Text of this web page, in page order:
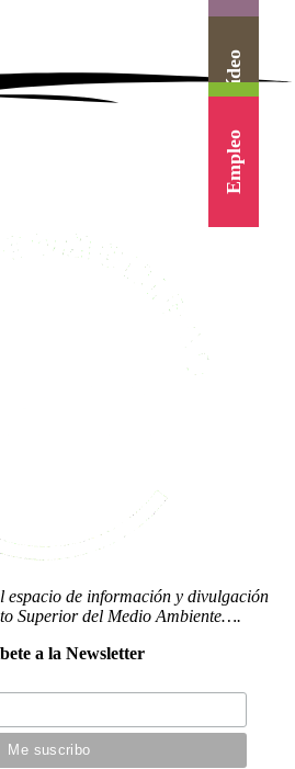
Actualidad
Agenda
Herramientas
Canal Vídeo
Cursos
Empleo
espacio de información y divulgación
Superior del Medio Ambiente….
a la Newsletter